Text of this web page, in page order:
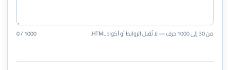
من 30 إلى 1000 حرف — لا تُقبل الروابط أو أكواد HTML. 0 / 1000